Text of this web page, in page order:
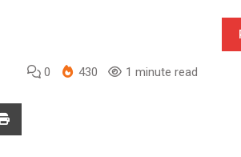
0 430 1 minute read